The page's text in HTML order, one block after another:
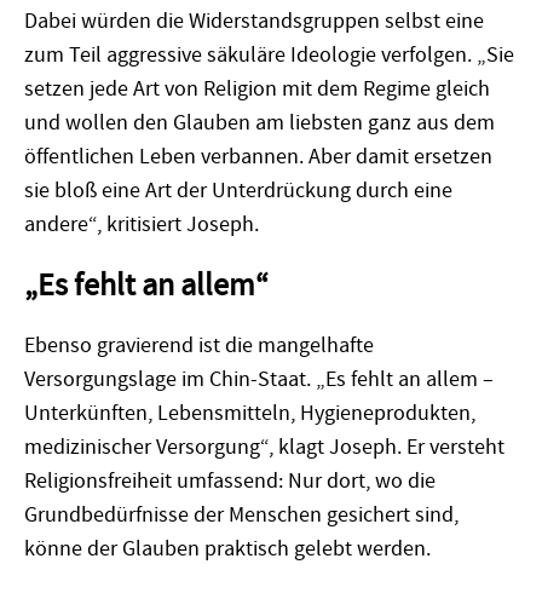
Dabei würden die Widerstandsgruppen selbst eine
zum Teil aggressive säkuläre Ideologie verfolgen. „Sie
setzen jede Art von Religion mit dem Regime gleich
und wollen den Glauben am liebsten ganz aus dem
öffentlichen Leben verbannen. Aber damit ersetzen
sie bloß eine Art der Unterdrückung durch eine
andere“, kritisiert Joseph.
„Es fehlt an allem“
Ebenso gravierend ist die mangelhafte
Versorgungslage im Chin-Staat. „Es fehlt an allem –
Unterkünften, Lebensmitteln, Hygieneprodukten,
medizinischer Versorgung“, klagt Joseph. Er versteht
Religionsfreiheit umfassend: Nur dort, wo die
Grundbedürfnisse der Menschen gesichert sind,
könne der Glauben praktisch gelebt werden.